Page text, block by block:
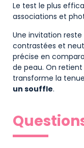
Le test le plus
associations et
Une invitation
contrastées et
précise en
de peau. On retient
transforme la
un souffle.